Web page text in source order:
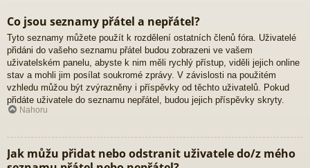
Co jsou seznamy přátel a nepřátel?
Tyto seznamy můžete použít k rozdělení ostatních členů fóra. Uživatelé
přidáni do vašeho seznamu přátel budou zobrazeni ve vašem
uživatelském panelu, abyste k nim měli rychlý přístup, viděli jejich online
stav a mohli jim posílat soukromé zprávy. V závislosti na použitém
vzhledu můžou být zvýrazněny i příspěvky od těchto uživatelů. Pokud
přidáte uživatele do seznamu nepřátel, budou jejich příspěvky skryty.
Nahoru
Jak můžu přidat nebo odstranit uživatele do/z mého